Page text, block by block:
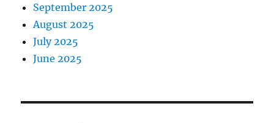
September 2025
August 2025
July 2025
June 2025